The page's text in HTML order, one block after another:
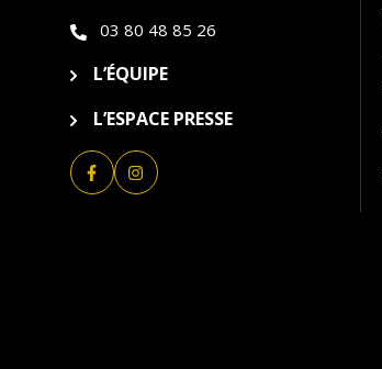
03 80 48 85 26
L’ÉQUIPE
L’ESPACE PRESSE
Lien vers le compte Facebook
Lien vers le compte Instagram